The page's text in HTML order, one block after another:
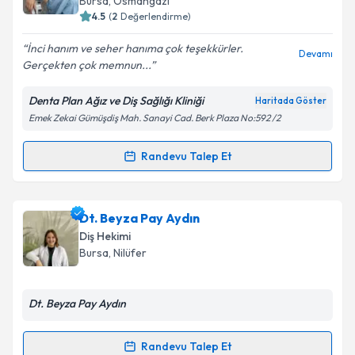
bilgilendireceğiz.
E-posta Adresiniz
Kişisel verilerimin işlenmesine ilişkinAydınlatma
Metni'ni okudum ve kişisel verilerimin belirtilen
kapsamda işlenmesini kabul ediyorum.
4.5 (2 Değerlendirme)
İnci hanım ve seher hanıma çok teşekkürler.
Gerçekten çok memnun...
Devamı
Denta Plan Ağız ve Diş Sağlığı Kliniği Haritada Göster
Emek Zekai Gümüşdiş Mah. Sanayi Cad. Berk Plaza No:592 /2
Randevu Talep Et
Randevu Takvimi Talebi
Dt. İnci Özevin Erataçiçin randevu takvimi talebi
oluşturun. Size bu uzmandan randevu almanız için bir
takvim hazırlandığında e-posta ile bilgilendireceğiz.
Dt. Beyza Pay Aydın
Diş Hekimi
Bursa, Nilüfer
Dt. Beyza Pay Aydın
Randevu Talep Et